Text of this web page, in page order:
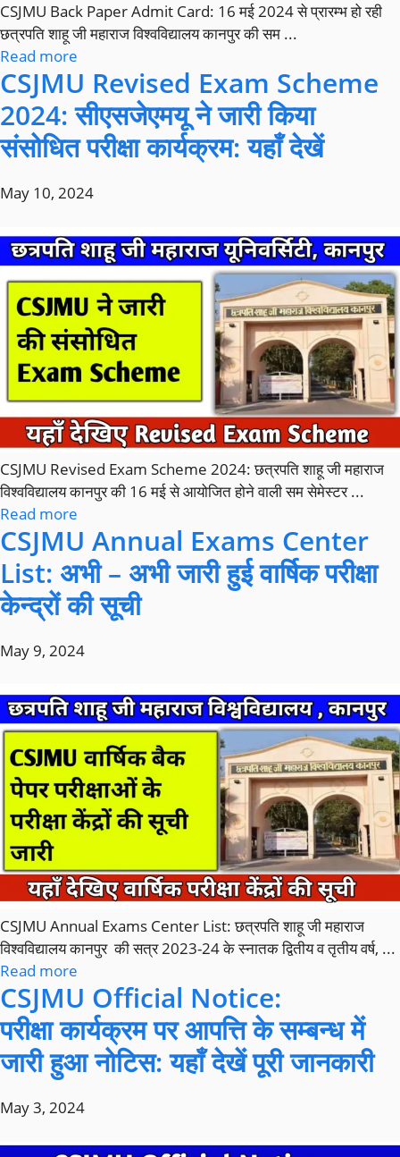
CSJMU Back Paper Admit Card: 16 मई 2024 से प्रारम्भ हो रही
छत्रपति शाहू जी महाराज विश्वविद्यालय कानपुर की सम ...
Read more
CSJMU Revised Exam Scheme
2024: सीएसजेएमयू ने जारी किया
संसोधित परीक्षा कार्यक्रम: यहाँ देखें
May 10, 2024
CSJMU Revised Exam Scheme 2024: छत्रपति शाहू जी महाराज
विश्वविद्यालय कानपुर की 16 मई से आयोजित होने वाली सम सेमेस्टर ...
Read more
CSJMU Annual Exams Center
List: अभी – अभी जारी हुई वार्षिक परीक्षा
केन्द्रों की सूची
May 9, 2024
CSJMU Annual Exams Center List: छत्रपति शाहू जी महाराज
विश्वविद्यालय कानपुर की सत्र 2023-24 के स्नातक द्वितीय व तृतीय वर्ष, ...
Read more
CSJMU Official Notice:
परीक्षा कार्यक्रम पर आपत्ति के सम्बन्ध में
जारी हुआ नोटिस: यहाँ देखें पूरी जानकारी
May 3, 2024